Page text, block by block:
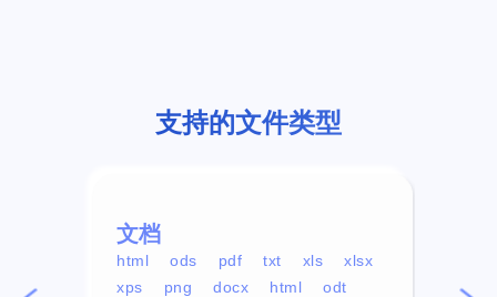
支持的文件类型
文档
html ods pdf txt xls
xlsx
xps
png docx html
odt
mp4